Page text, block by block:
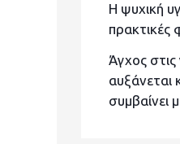
α
Η ψυχική
πρακτικές
Άγχος στις
αυξάνεται
συμβαίνει